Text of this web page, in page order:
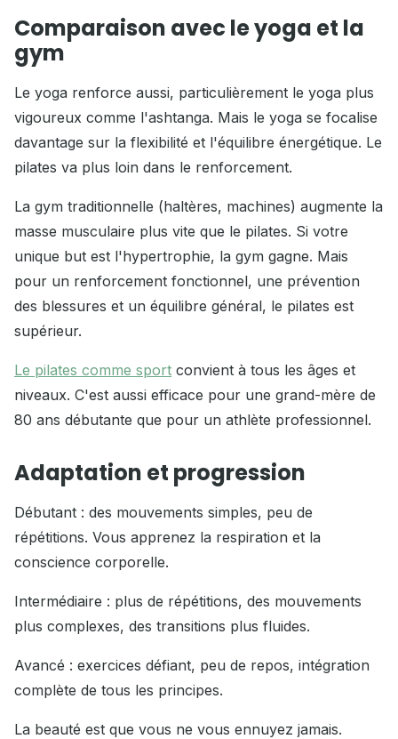
Comparaison avec le yoga et la
gym
Le yoga renforce aussi, particulièrement le yoga plus
vigoureux comme l'ashtanga. Mais le yoga se focalise
davantage sur la flexibilité et l'équilibre énergétique. Le
pilates va plus loin dans le renforcement.
La gym traditionnelle (haltères, machines) augmente la
masse musculaire plus vite que le pilates. Si votre
unique but est l'hypertrophie, la gym gagne. Mais
pour un renforcement fonctionnel, une prévention
des blessures et un équilibre général, le pilates est
supérieur.
Le pilates comme sport convient à tous les âges et
niveaux. C'est aussi efficace pour une grand-mère de
80 ans débutante que pour un athlète professionnel.
Adaptation et progression
Débutant : des mouvements simples, peu de
répétitions. Vous apprenez la respiration et la
conscience corporelle.
Intermédiaire : plus de répétitions, des mouvements
plus complexes, des transitions plus fluides.
Avancé : exercices défiant, peu de repos, intégration
complète de tous les principes.
La beauté est que vous ne vous ennuyez jamais.